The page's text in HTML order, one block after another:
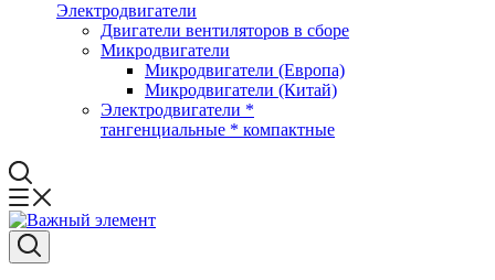
Электродвигатели
Двигатели вентиляторов в сборе
Микродвигатели
Микродвигатели (Европа)
Микродвигатели (Китай)
Электродвигатели *
тангенциальные * компактные